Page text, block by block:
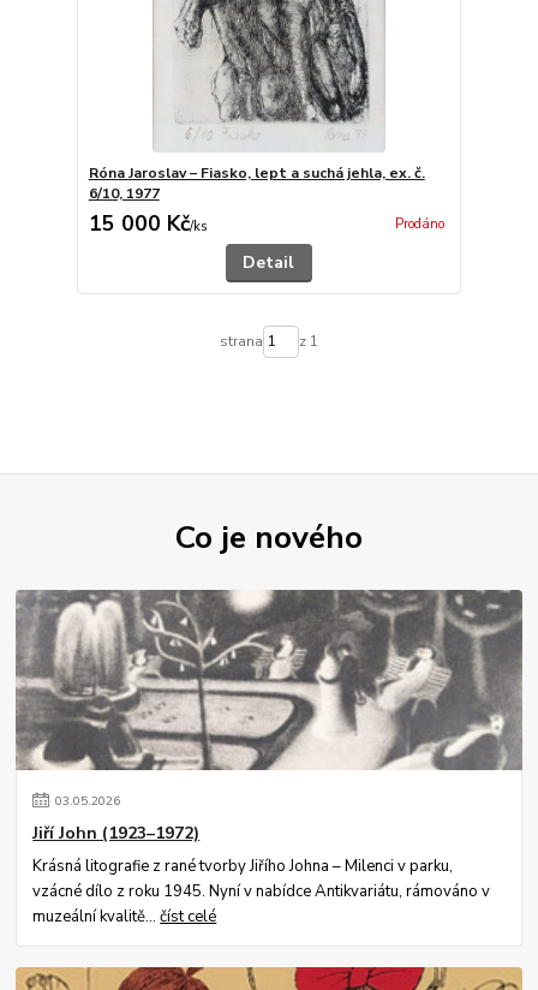
Róna Jaroslav – Fiasko, lept a suchá jehla, ex. č.
6/10, 1977
15 000 Kč/ks Prodáno
Detail
strana z 1
Co je nového
03.05.2026
Jiří John (1923–1972)
Krásná litografie z rané tvorby Jiřího Johna – Milenci v parku,
vzácné dílo z roku 1945. Nyní v nabídce Antikvariátu, rámováno v
muzeální kvalitě...číst celé